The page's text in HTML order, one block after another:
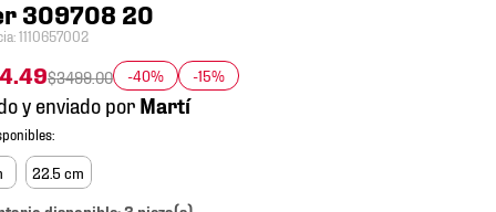
309708 20
:1110657002
.49$3499.00 -40% -15%
y enviado por
22.5 cm